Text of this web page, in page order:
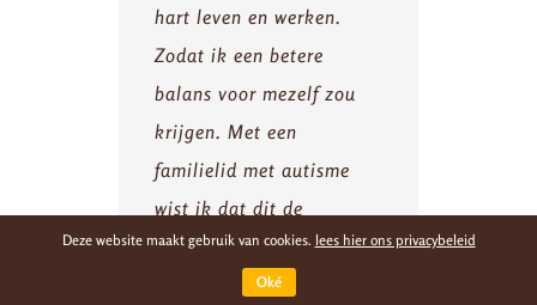
hart leven en werken.
Zodat ik een betere
balans voor mezelf zou
krijgen. Met een
familielid met autisme
wist ik dat dit de
doelgroep is waar ik voor
wilde gaan. In mijn
Deze website maakt gebruik van cookies. lees hier ons privacybeleid
Oké